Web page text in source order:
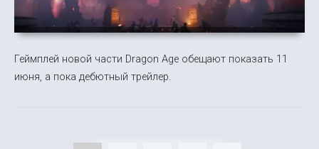
Геймплей новой части Dragon Age обещают показать 11
июня, а пока дебютный трейлер.